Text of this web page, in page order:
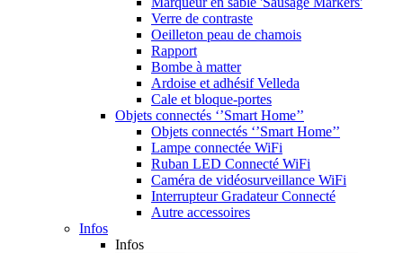
Verre de contraste
Oeilleton peau de chamois
Rapport
Bombe à matter
Ardoise et adhésif Velleda
Cale et bloque-portes
Objets connectés ‘’Smart Home’’
Objets connectés ‘’Smart Home’’
Lampe connectée WiFi
Ruban LED Connecté WiFi
Caméra de vidéosurveillance WiFi
Interrupteur Gradateur Connecté
Autre accessoires
Infos
Infos